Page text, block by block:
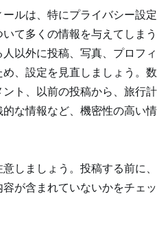
ルは、特にプライバシー設定
て多くの情報を与えてしまう
以外に投稿、写真、プロフィ
、設定を見直しましょう。数
ト、以前の投稿から、旅行計
な情報など、機密性の高い情
しましょう。投稿する前に、
が含まれていないかをチェッ